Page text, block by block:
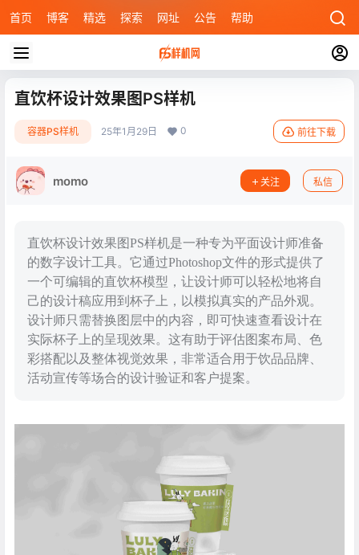
首页 博客 精选 探索 网址 公告 帮助
直饮杯设计效果图PS样机
容器PS样机 25年1月29日 0 前往下载
momo 关注 私信
直饮杯设计效果图PS样机是一种专为平面设计师准备
的数字设计工具。它通过Photoshop文件的形式提供了
一个可编辑的直饮杯模型，让设计师可以轻松地将自
己的设计稿应用到杯子上，以模拟真实的产品外观。
设计师只需替换图层中的内容，即可快速查看设计在
实际杯子上的呈现效果。这有助于评估图案布局、色
彩搭配以及整体视觉效果，非常适合用于饮品品牌、
活动宣传等场合的设计验证和客户提案。